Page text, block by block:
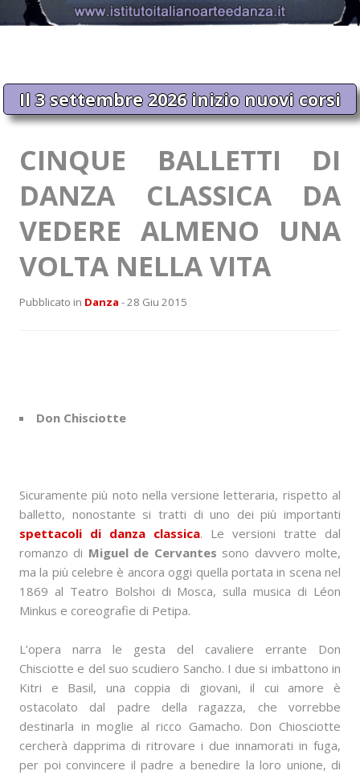
Il 3 settembre 2026 inizio nuovi corsi
CINQUE BALLETTI DI
DANZA CLASSICA DA
VEDERE ALMENO UNA
VOLTA NELLA VITA
Pubblicato in Danza - 28 Giu 2015
Don Chisciotte
Sicuramente più noto nella versione letteraria, rispetto al
balletto, nonostante si tratti di uno dei più importanti
spettacoli di danza classica. Le versioni tratte dal
romanzo di Miguel de Cervantes sono davvero molte,
ma la più celebre è ancora oggi quella portata in scena nel
1869 al Teatro Bolshoi di Mosca, sulla musica di Léon
Minkus e coreografie di Petipa.
L’opera narra le gesta del cavaliere errante Don
Chisciotte e del suo scudiero Sancho. I due si imbattono in
Kitri e Basil, una coppia di giovani, il cui amore è
ostacolato dal padre della ragazza, che vorrebbe
destinarla in moglie al ricco Gamacho. Don Chiosciotte
cercherà dapprima di ritrovare i due innamorati in fuga,
per poi convincere il padre a benedire la loro unione, di